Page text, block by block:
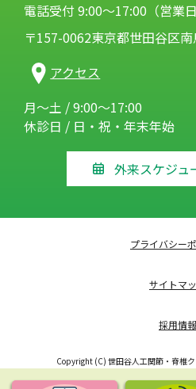
電話受付 9:00～17:00（営業日
〒157-0062東京都世田谷区
アクセス
月～土 / 9:00～17:00
休診日 / 日・祝・年末年始
外来スケジュ
プライバシー
サイトマ
採用情報
Copyright (C) 世田谷人工関節・脊椎